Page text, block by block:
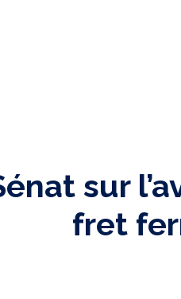
sur
fret